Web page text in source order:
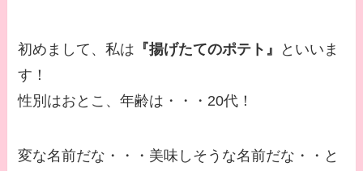
初めまして、私は 『揚げたてのポテト』
といいま
す！
性別はおとこ、年齢は・・・20代！
変な名前だな・・・美味しそうな名前だな・・と